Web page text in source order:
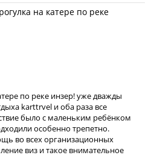
по реке инзер! уже дважды
karttrvel и оба раза все
было с маленьким ребёнком
особенно трепетно.
во всех организационных
виз и такое внимательное